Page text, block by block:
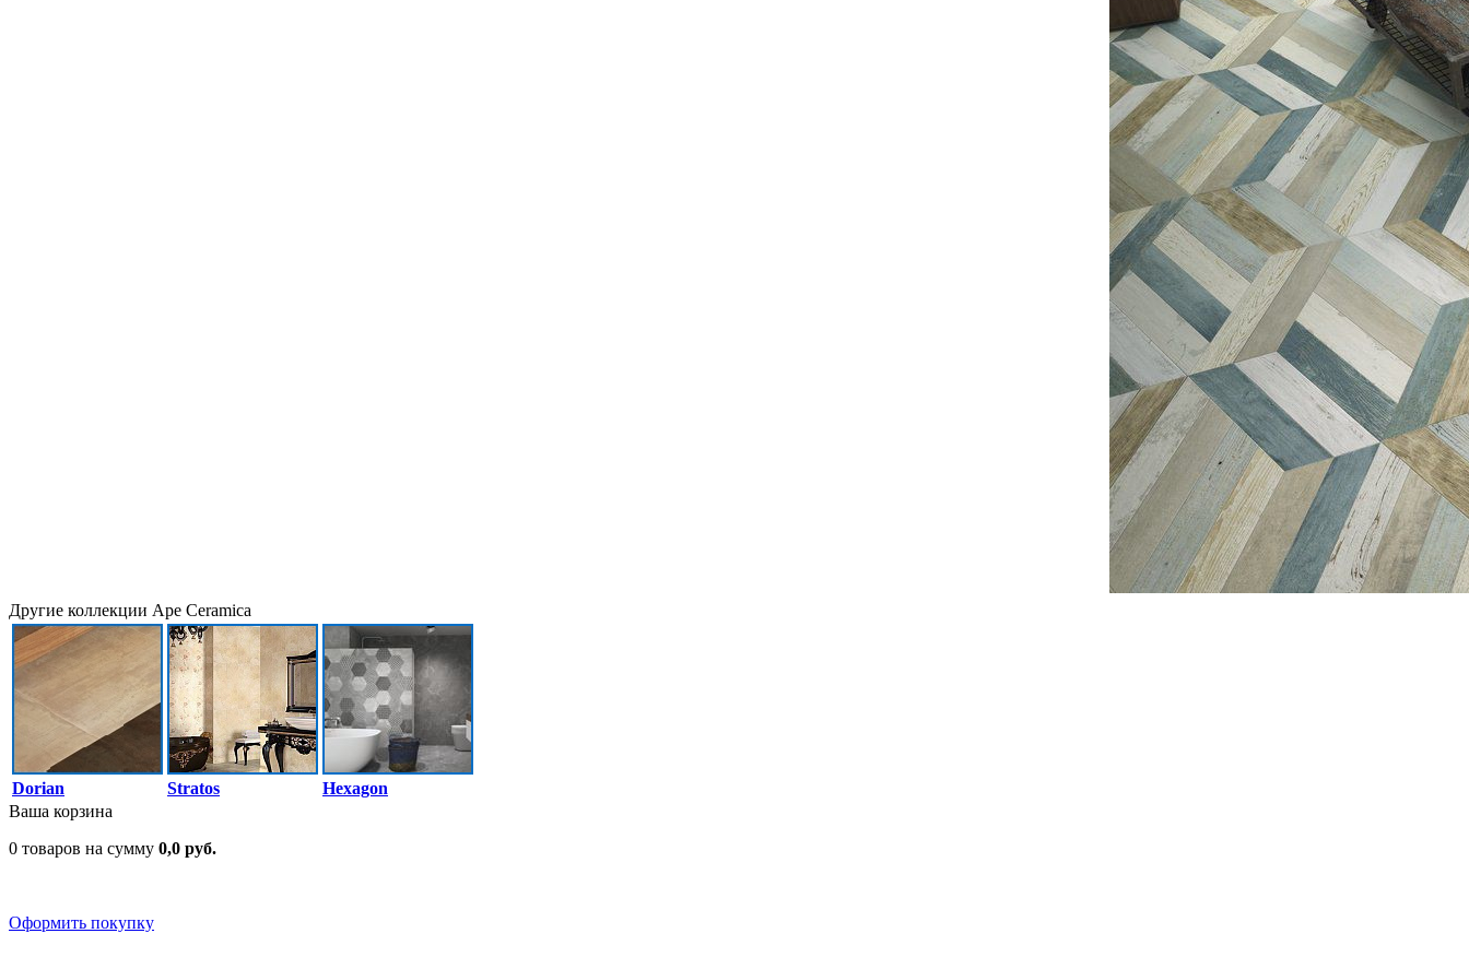
Другие коллекции Ape Ceramica
Dorian Stratos
Hexagon
Ваша корзина
0 товаров на сумму 0,0 руб.
Оформить покупку